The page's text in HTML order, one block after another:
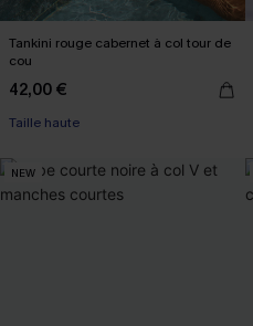
Tankini rouge cabernet à col tour de
cou
42,00 €
Taille haute
NEW